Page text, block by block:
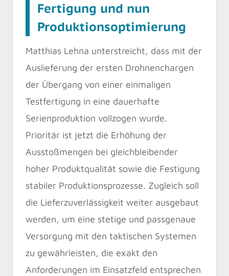
Fertigung und nun
Produktionsoptimierung
Matthias Lehna unterstreicht, dass mit der
Auslieferung der ersten Drohnenchargen
der Übergang von einer einmaligen
Testfertigung in eine dauerhafte
Serienproduktion vollzogen wurde.
Prioritär ist jetzt die Erhöhung der
Ausstoßmengen bei gleichbleibender
hoher Produktqualität sowie die Festigung
stabiler Produktionsprozesse. Zugleich soll
die Lieferzuverlässigkeit weiter ausgebaut
werden, um eine stetige und passgenaue
Versorgung mit den taktischen Systemen
zu gewährleisten, die exakt den
Anforderungen im Einsatzfeld entsprechen